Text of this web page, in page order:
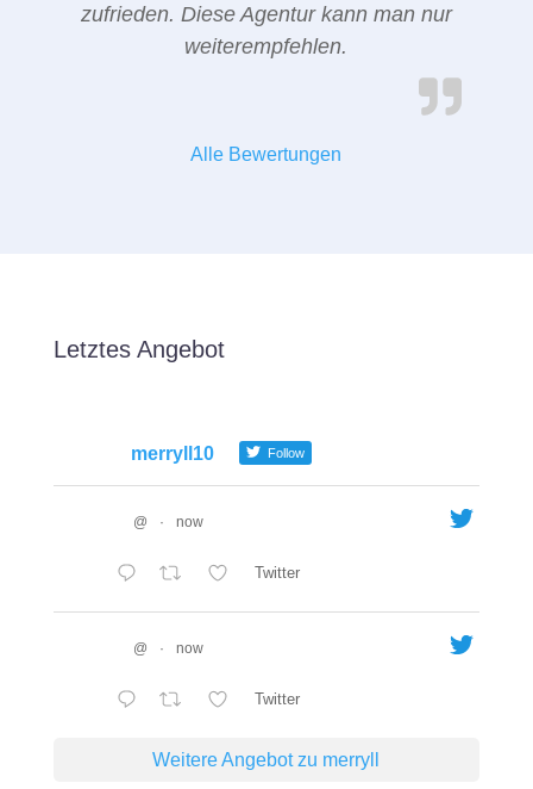
zufrieden. Diese Agentur kann man nur
weiterempfehlen.
Alle Bewertungen
Letztes Angebot
merryll10 Follow
@ · now
Twitter
@ · now
Twitter
Weitere Angebot zu merryll